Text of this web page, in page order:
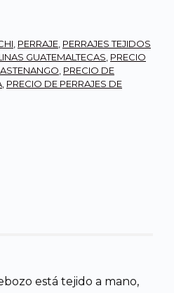
PERRAJE PERRAJES TEJIDOS
GUATEMALTECAS PRECIO
PRECIO DE
PRECIO DE PERRAJES DE
está tejido a mano,